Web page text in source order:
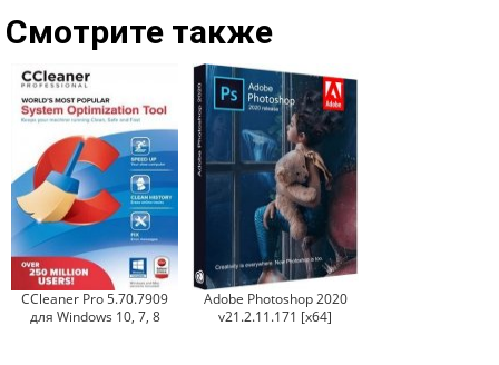
Смотрите также
CCleaner Pro 5.70.7909
для Windows 10, 7, 8
Adobe Photoshop 2020
v21.2.11.171 [x64]